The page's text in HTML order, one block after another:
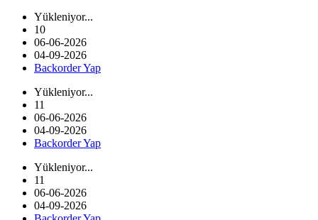
Yükleniyor...
10
06-06-2026
04-09-2026
Backorder Yap
Yükleniyor...
11
06-06-2026
04-09-2026
Backorder Yap
Yükleniyor...
11
06-06-2026
04-09-2026